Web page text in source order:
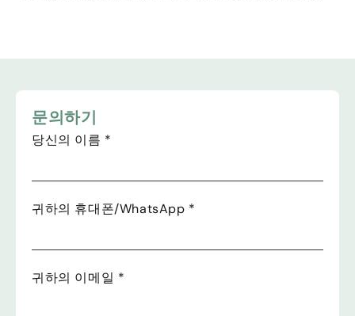
문의하기
당신의 이름 *
귀하의 휴대폰/WhatsApp *
귀하의 이메일 *